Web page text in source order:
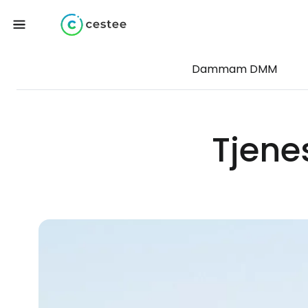
Dammam DMM